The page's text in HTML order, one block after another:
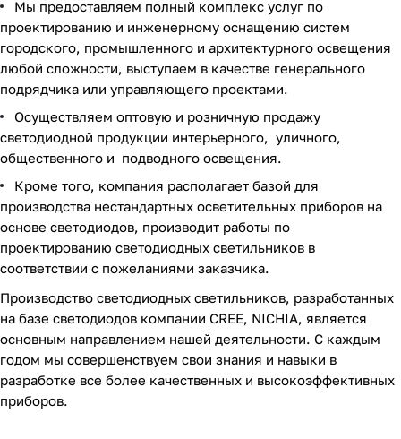
Мы предоставляем полный комплекс услуг по
проектированию и инженерному оснащению систем
городского, промышленного и архитектурного освещения
любой сложности, выступаем в качестве генерального
подрядчика или управляющего проектами.
Осуществляем оптовую и розничную продажу
светодиодной продукции интерьерного, уличного,
общественного и подводного освещения.
Кроме того, компания располагает базой для
производства нестандартных осветительных приборов на
основе светодиодов, производит работы по
проектированию светодиодных светильников в
соответствии с пожеланиями заказчика.
Производство светодиодных светильников, разработанных
на базе светодиодов компании CREE, NICHIA, является
основным направлением нашей деятельности. С каждым
годом мы совершенствуем свои знания и навыки в
разработке все более качественных и высокоэффективных
приборов.